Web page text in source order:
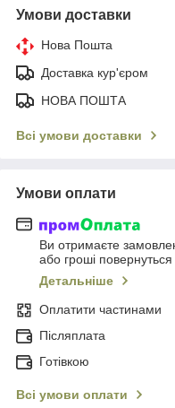
Умови доставки
Нова Пошта
Доставка кур'єром
НОВА ПОШТА
Всі умови доставки
Умови оплати
Ви отримаєте
або гроші
Детальніше
Оплатити частинами
Післяплата
Готівкою
Всі умови оплати